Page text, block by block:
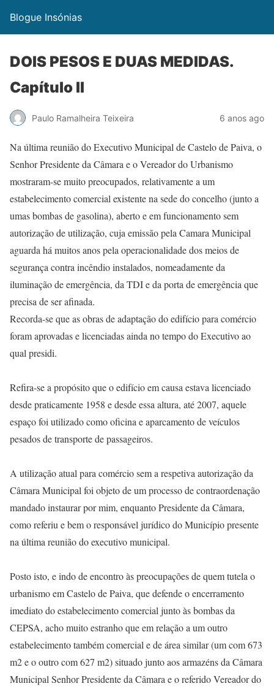
Blogue Insónias
DOIS PESOS E DUAS MEDIDAS.
Capítulo II
Paulo Ramalheira Teixeira 6 anos ago
Na última reunião do Executivo Municipal de Castelo de Paiva, o
Senhor Presidente da Câmara e o Vereador do Urbanismo
mostraram-se muito preocupados, relativamente a um
estabelecimento comercial existente na sede do concelho (junto a
umas bombas de gasolina), aberto e em funcionamento sem
autorização de utilização, cuja emissão pela Camara Municipal
aguarda há muitos anos pela operacionalidade dos meios de
segurança contra incêndio instalados, nomeadamente da
iluminação de emergência, da TDI e da porta de emergência que
precisa de ser afinada.
Recorda-se que as obras de adaptação do edifício para comércio
foram aprovadas e licenciadas ainda no tempo do Executivo ao
qual presidi.
Refira-se a propósito que o edifício em causa estava licenciado
desde praticamente 1958 e desde essa altura, até 2007, aquele
espaço foi utilizado como oficina e aparcamento de veículos
pesados de transporte de passageiros.
A utilização atual para comércio sem a respetiva autorização da
Câmara Municipal foi objeto de um processo de contraordenação
mandado instaurar por mim, enquanto Presidente da Câmara,
como referiu e bem o responsável jurídico do Município presente
na última reunião do executivo municipal.
Posto isto, e indo de encontro às preocupações de quem tutela o
urbanismo em Castelo de Paiva, que defende o encerramento
imediato do estabelecimento comercial junto às bombas da
CEPSA, acho muito estranho que em relação a um outro
estabelecimento também comercial e de área similar (um com 673
m2 e o outro com 627 m2) situado junto aos armazéns da Câmara
Municipal Senhor Presidente da Câmara e o referido Vereador do